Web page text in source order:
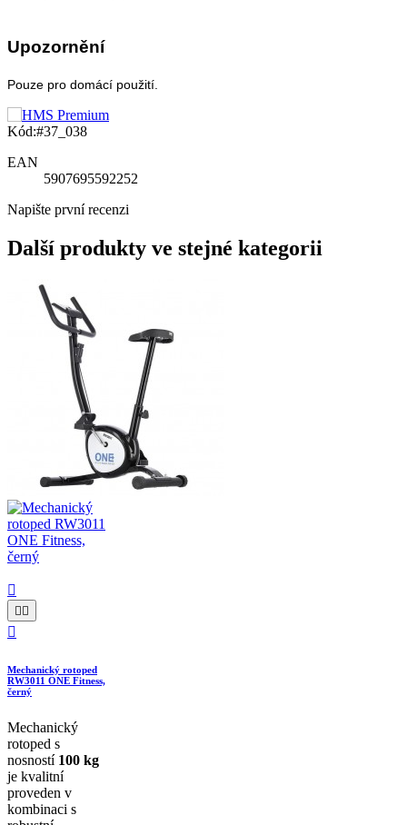
Upozornění
Pouze pro domácí použití.
Kód:#37_038
EAN
5907695592252
Napište první recenzi
Další produkty ve stejné kategorii



Mechanický rotoped
RW3011 ONE Fitness,
černý
Mechanický
rotoped s
nosností 100 kg
je kvalitní
proveden v
kombinaci s